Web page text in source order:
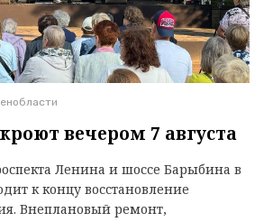
вечером 7 августа
Ленина и шоссе Барыбина в
к концу восстановление
Внеплановый ремонт,